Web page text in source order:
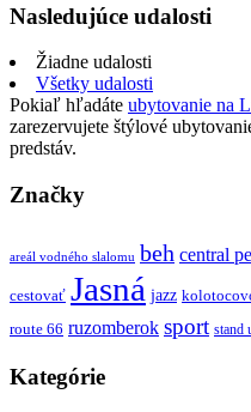
Nasledujúce udalosti
Žiadne udalosti
Všetky udalosti
Pokiaľ hľadáte ubytovanie na
zarezervujete štýlové
predstáv.
Značky
areál vodného slalomu beh central
cestovať Jasná jazz
route 66 ruzomberok sport stand
Kategórie